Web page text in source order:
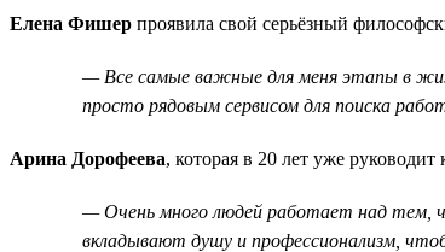
Елена Фишер проявила свой серьёзный
— Все самые важные для меня этапы в
просто рядовым сервисом для поиска
Арина Дорофеева, которая в 20 лет уже
— Очень много людей работает над тем,
вкладывают душу и профессионализм,